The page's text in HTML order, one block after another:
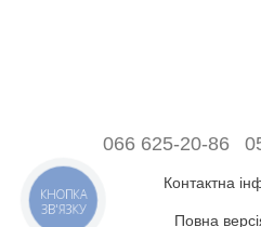
Як працює індукційна
Індукційна плита BERG —
066 625-20-86
Контактна
Повна
КНОПКА
ЗВ'ЯЗКУ